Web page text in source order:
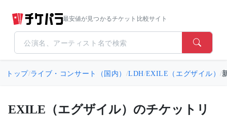
最安値が見つかるチケット比較サイト
トップ/ライブ・コンサート（国内） /LDH/EXILE（エグザイル）/
EXILE（エグザイル）のチケットリ